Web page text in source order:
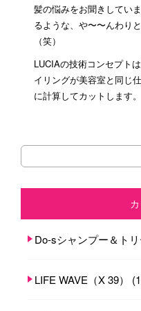
髪の悩みをお聞きしてい
るような、や〜〜んわり
（笑）
LUCIAの技術コンセプト
イリングが美容室と同じ
に計算してカットします。
Do-sシャンプー＆ト
LIFE WAVE（X 39）